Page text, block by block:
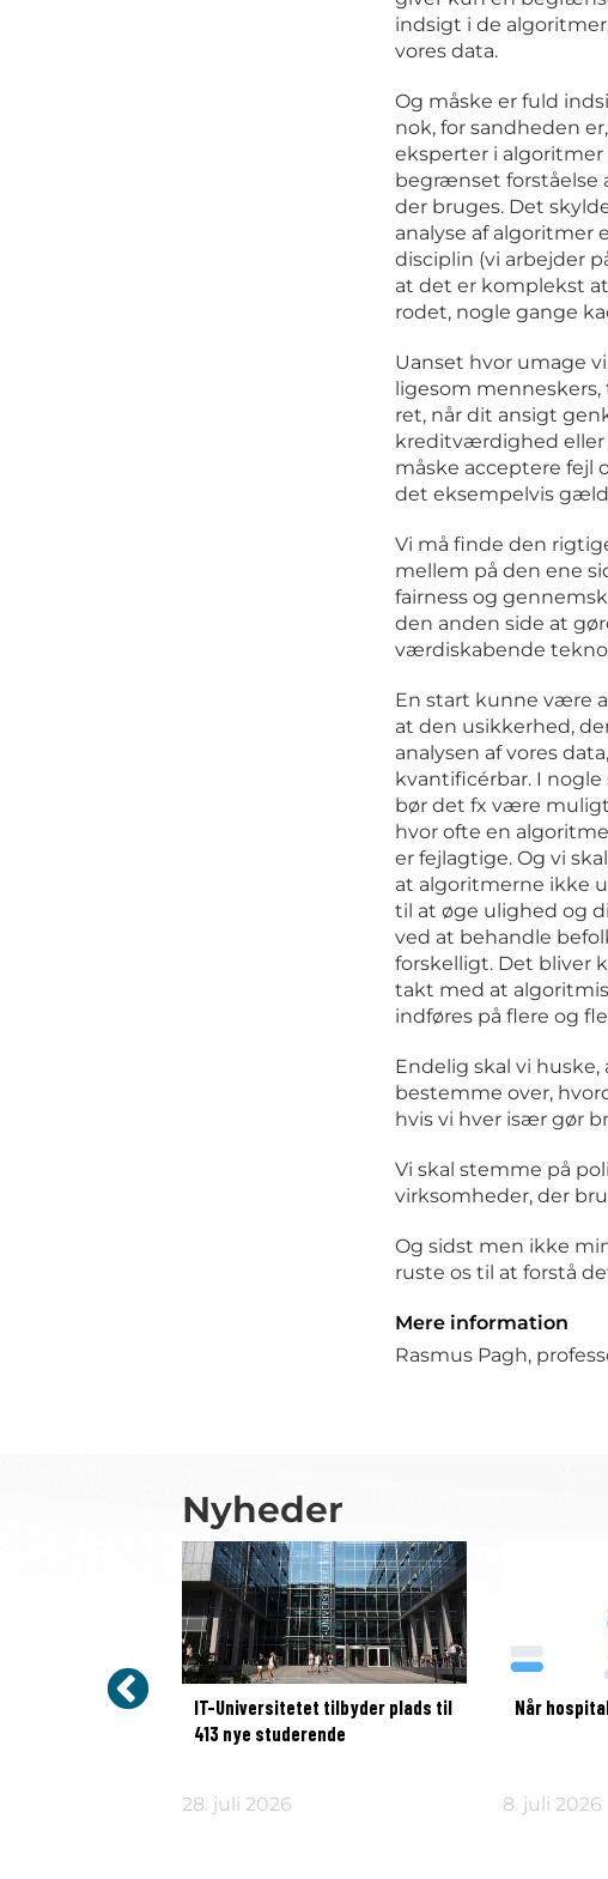
indsigt i de
vores data.
Og måske er fuld
nok, for sandheden
eksperter i algoritmer
begrænset forståelse
der bruges. Det
analyse af algoritmer
disciplin (vi arbejder
at det er komplekst
rodet, nogle gange
Uanset hvor umage
ligesom
ret, når dit ansigt
kreditværdighed eller
måske acceptere fejl
det eksempelvis
Vi må finde den
mellem på den ene
fairness og
den anden side at
værdiskabende
En start kunne være
at den usikkerhed,
analysen af vores
kvantificérbar. I
bør det fx være
hvor ofte en
er fejlagtige. Og vi
at algoritmerne ikke
til at øge ulighed og
ved at behandle
forskelligt. Det bliver
takt med at
indføres på flere og
Endelig skal vi
bestemme over,
hvis vi hver især gør
Vi skal stemme på
virksomheder, der
Og sidst men ikke
ruste os til at forstå
Mere information
Rasmus Pagh,
Nyheder
viser
IT-Universitetet tilbyder plads til
413 nye studerende
28. juli 2026
Når
8. juli 2026